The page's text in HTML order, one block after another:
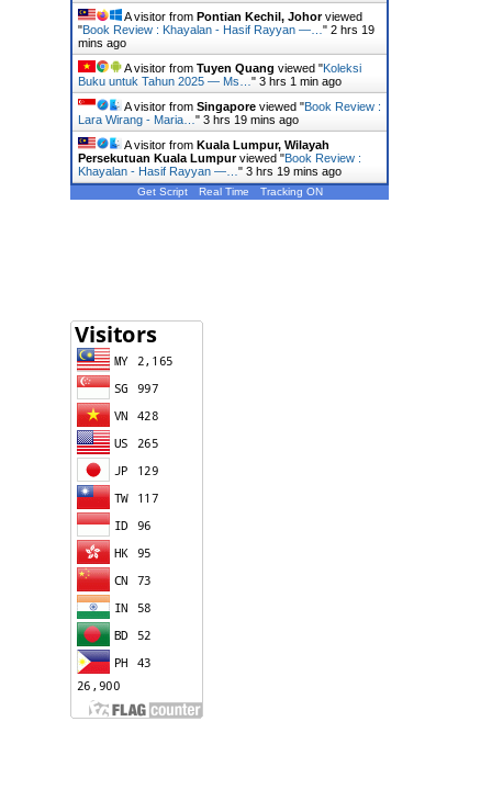
A visitor from Pontian Kechil, Johorviewed
"Book Review : Khayalan - Hasif Rayyan —…" 2 hrs 19
mins ago
A visitor from Tuyen Quang viewed "Koleksi
Buku untuk Tahun 2025 — Ms…" 3 hrs 1 min ago
A visitor from Singapore viewed "Book Review :
Lara Wirang - Maria…" 3 hrs 19 mins ago
A visitor from Kuala Lumpur, Wilayah
Persekutuan Kuala Lumpurviewed "Book Review :
Khayalan - Hasif Rayyan —…" 3 hrs 19 mins ago
Get Script Real Time Tracking ON